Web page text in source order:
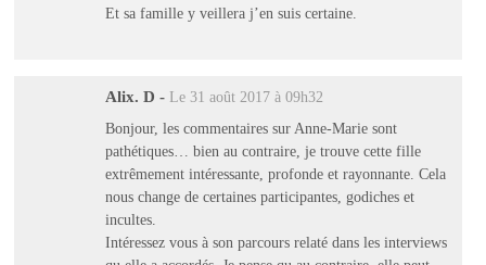
Et sa famille y veillera j’en suis certaine.
Alix. D - Le 31 août 2017 à 09h32
Bonjour, les commentaires sur Anne-Marie sont
pathétiques… bien au contraire, je trouve cette fille
extrêmement intéressante, profonde et rayonnante. Cela
nous change de certaines participantes, godiches et
incultes.
Intéressez vous à son parcours relaté dans les interviews